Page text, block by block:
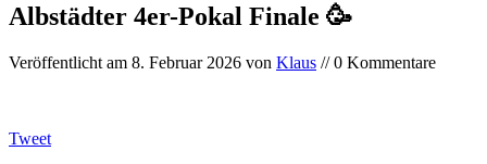
Albstädter 4er-Pokal Finale 🥳
Veröffentlicht am 8. Februar 2026 von Klaus // 0 Kommentare
Tweet